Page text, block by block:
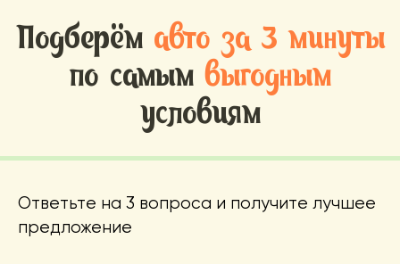
Ответьте на 3 вопроса и получите лучшее
предложение